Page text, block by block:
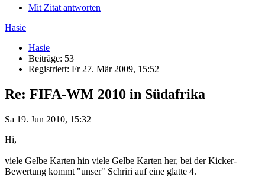
Mit Zitat antworten
Hasie
Hasie
Beiträge: 53
Registriert: Fr 27. Mär 2009, 15:52
Re: FIFA-WM 2010 in Südafrika
Sa 19. Jun 2010, 15:32
Hi,
viele Gelbe Karten hin viele Gelbe Karten her, bei der Kicker-
Bewertung kommt "unser" Schriri auf eine glatte 4.